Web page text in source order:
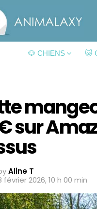
🐶 CHIENS 🐱
sur
Aline T
février 2026, 10 h 00 min